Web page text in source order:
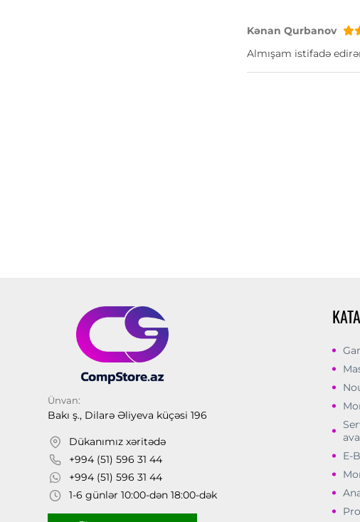
Kənan Qurbanov
Almışam istifadə
Ünvan:
Bakı ş., Dilarə Əliyeva küçəsi 196
Dükanımız xəritədə
+994 (51) 596 31 44
+994 (51) 596 31 44
1-6 günlər 10:00-dən 18:00-dək
E-